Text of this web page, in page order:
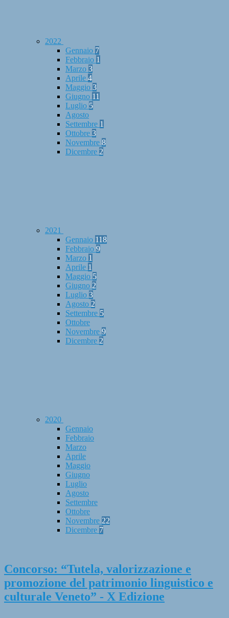
2022
Gennaio 7
Febbraio 1
Marzo 3
Aprile 4
Maggio 3
Giugno 11
Luglio 5
Agosto
Settembre 1
Ottobre 3
Novembre 8
Dicembre 2
2021
Gennaio 118
Febbraio 9
Marzo 1
Aprile 1
Maggio 5
Giugno 2
Luglio 3
Agosto 2
Settembre 5
Ottobre
Novembre 9
Dicembre 2
2020
Gennaio
Febbraio
Marzo
Aprile
Maggio
Giugno
Luglio
Agosto
Settembre
Ottobre
Novembre 22
Dicembre 7
Concorso: “Tutela, valorizzazione e
promozione del patrimonio linguistico e
culturale Veneto” - X Edizione